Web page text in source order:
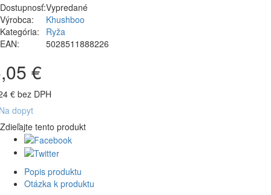
Dostupnosť:Vypredané
Výrobca:
Khushboo
Kategória:
Ryža
EAN:
5028511888226
€
€ bez DPH
dopyt
Zdieľajte tento produkt
Popis produktu
Otázka k produktu